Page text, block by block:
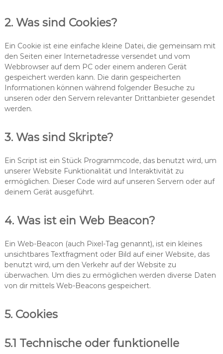
2. Was sind Cookies?
Ein Cookie ist eine einfache kleine Datei, die gemeinsam mit
den Seiten einer Internetadresse versendet und vom
Webbrowser auf dem PC oder einem anderen Gerät
gespeichert werden kann. Die darin gespeicherten
Informationen können während folgender Besuche zu
unseren oder den Servern relevanter Drittanbieter gesendet
werden.
3. Was sind Skripte?
Ein Script ist ein Stück Programmcode, das benutzt wird, um
unserer Website Funktionalität und Interaktivität zu
ermöglichen. Dieser Code wird auf unseren Servern oder auf
deinem Gerät ausgeführt.
4. Was ist ein Web Beacon?
Ein Web-Beacon (auch Pixel-Tag genannt), ist ein kleines
unsichtbares Textfragment oder Bild auf einer Website, das
benutzt wird, um den Verkehr auf der Website zu
überwachen. Um dies zu ermöglichen werden diverse Daten
von dir mittels Web-Beacons gespeichert.
5. Cookies
5.1 Technische oder funktionelle